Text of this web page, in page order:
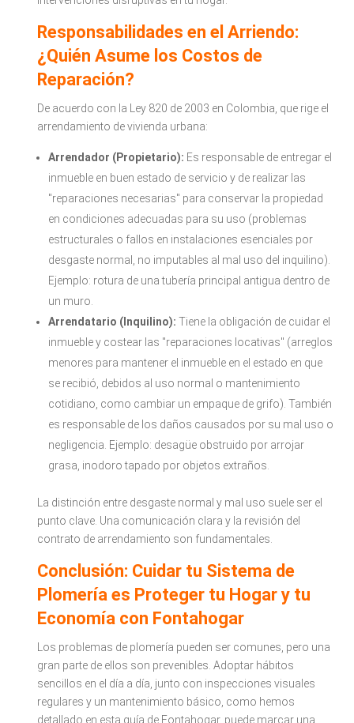
Responsabilidades en el Arriendo:
¿Quién Asume los Costos de
Reparación?
De acuerdo con la Ley 820 de 2003 en Colombia, que rige el
arrendamiento de vivienda urbana:
Arrendador (Propietario): Es responsable de entregar el
inmueble en buen estado de servicio y de realizar las
"reparaciones necesarias" para conservar la propiedad
en condiciones adecuadas para su uso (problemas
estructurales o fallos en instalaciones esenciales por
desgaste normal, no imputables al mal uso del inquilino).
Ejemplo: rotura de una tubería principal antigua dentro de
un muro.
Arrendatario (Inquilino): Tiene la obligación de cuidar el
inmueble y costear las "reparaciones locativas" (arreglos
menores para mantener el inmueble en el estado en que
se recibió, debidos al uso normal o mantenimiento
cotidiano, como cambiar un empaque de grifo). También
es responsable de los daños causados por su mal uso o
negligencia. Ejemplo: desagüe obstruido por arrojar
grasa, inodoro tapado por objetos extraños.
La distinción entre desgaste normal y mal uso suele ser el
punto clave. Una comunicación clara y la revisión del
contrato de arrendamiento son fundamentales.
Conclusión: Cuidar tu Sistema de
Plomería es Proteger tu Hogar y tu
Economía con Fontahogar
Los problemas de plomería pueden ser comunes, pero una
gran parte de ellos son prevenibles. Adoptar hábitos
sencillos en el día a día, junto con inspecciones visuales
regulares y un mantenimiento básico, como hemos
detallado en esta guía de Fontahogar, puede marcar una